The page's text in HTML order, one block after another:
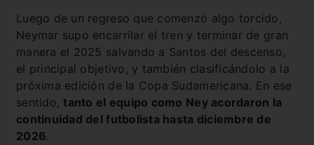
Luego de un regreso que comenzó algo torcido,
Neymar supo encarrilar el tren y terminar de gran
manera el 2025 salvando a Santos del descenso,
el principal objetivo, y también clasificándolo a la
próxima edición de la Copa Sudamericana. En ese
sentido,tanto el equipo como Ney acordaron la
continuidad del futbolista hasta diciembre de
2026.